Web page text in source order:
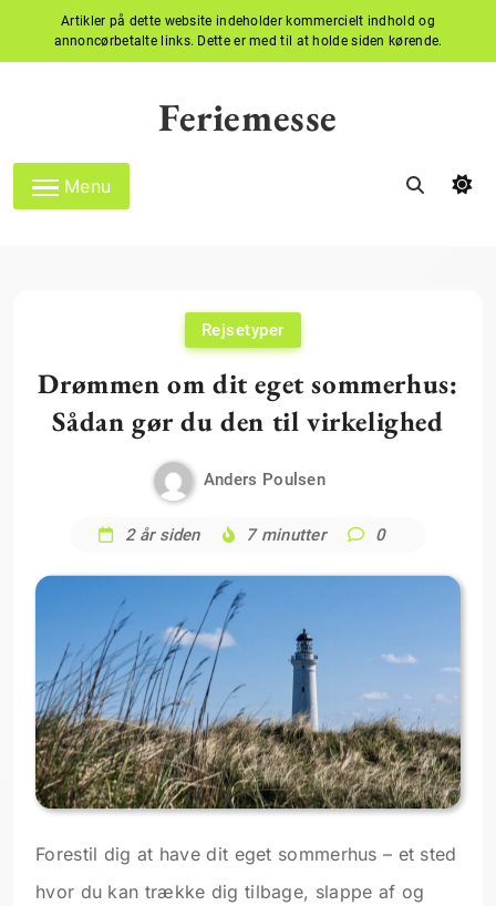
Artikler på dette website indeholder kommercielt indhold og
annoncørbetalte links. Dette er med til at holde siden kørende.
Feriemesse
Menu
Rejsetyper
Drømmen om dit eget sommerhus:
Sådan gør du den til virkelighed
Anders Poulsen
2 år siden 7 minutter 0
Forestil dig at have dit eget sommerhus – et sted
hvor du kan trække dig tilbage, slappe af og